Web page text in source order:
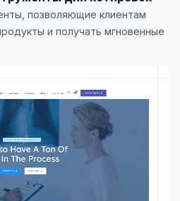
позволяющие клиентам
и получать мгновенные